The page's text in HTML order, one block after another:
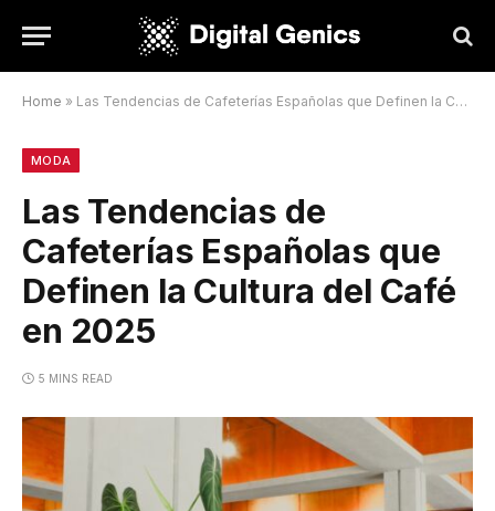
Home » Las Tendencias de Cafeterías Españolas que Definen la Cultura del Café en 2025
MODA
Las Tendencias de
Cafeterías Españolas que
Definen la Cultura del Café
en 2025
5 MINS READ